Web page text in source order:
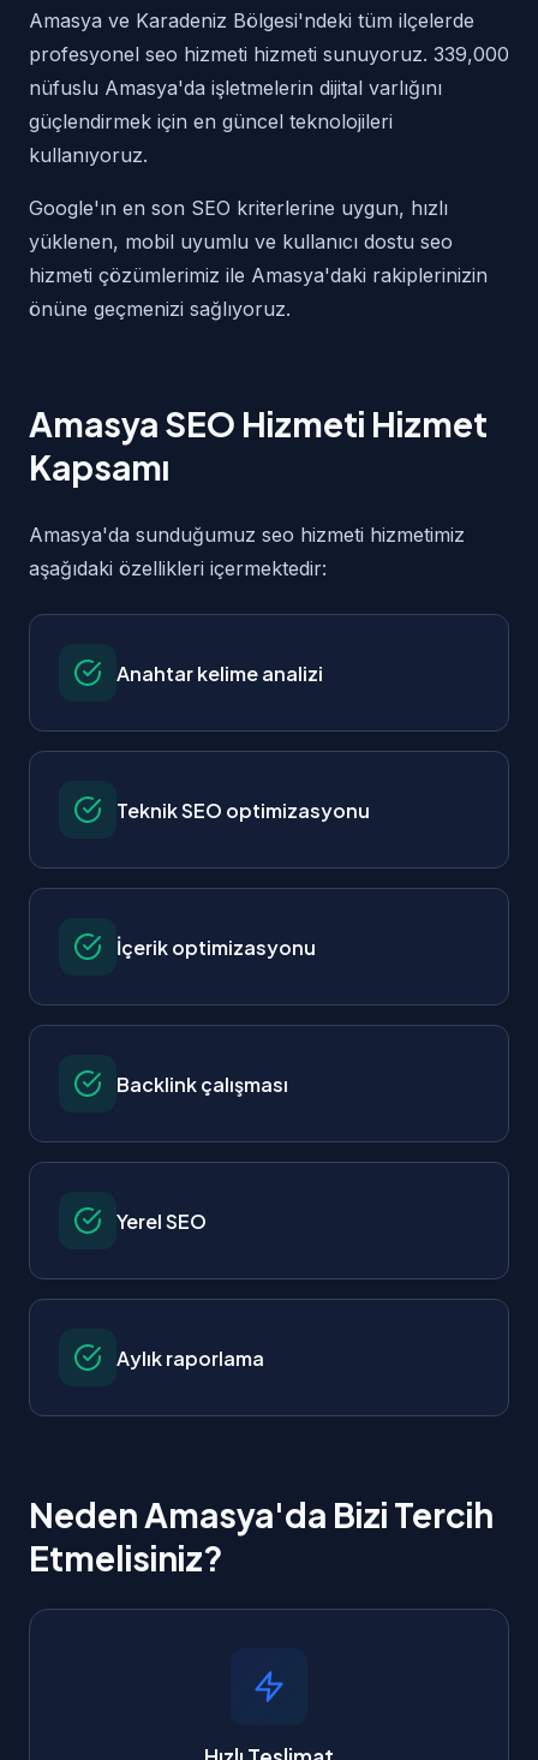
Amasya ve Karadeniz Bölgesi'ndeki tüm ilçelerde
profesyonel seo hizmeti hizmeti sunuyoruz. 339,000
nüfuslu Amasya'da işletmelerin dijital varlığını
güçlendirmek için en güncel teknolojileri
kullanıyoruz.
Google'ın en son SEO kriterlerine uygun, hızlı
yüklenen, mobil uyumlu ve kullanıcı dostu seo
hizmeti çözümlerimiz ile Amasya'daki rakiplerinizin
önüne geçmenizi sağlıyoruz.
Amasya SEO Hizmeti Hizmet
Kapsamı
Amasya'da sunduğumuz seo hizmeti hizmetimiz
aşağıdaki özellikleri içermektedir:
Anahtar kelime analizi
Teknik SEO optimizasyonu
İçerik optimizasyonu
Backlink çalışması
Yerel SEO
Aylık raporlama
Neden Amasya'da Bizi Tercih
Etmelisiniz?